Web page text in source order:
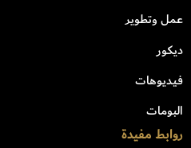
عمل وتطوير
ديكور
فيديوهات
البومات
روابط مفيدة